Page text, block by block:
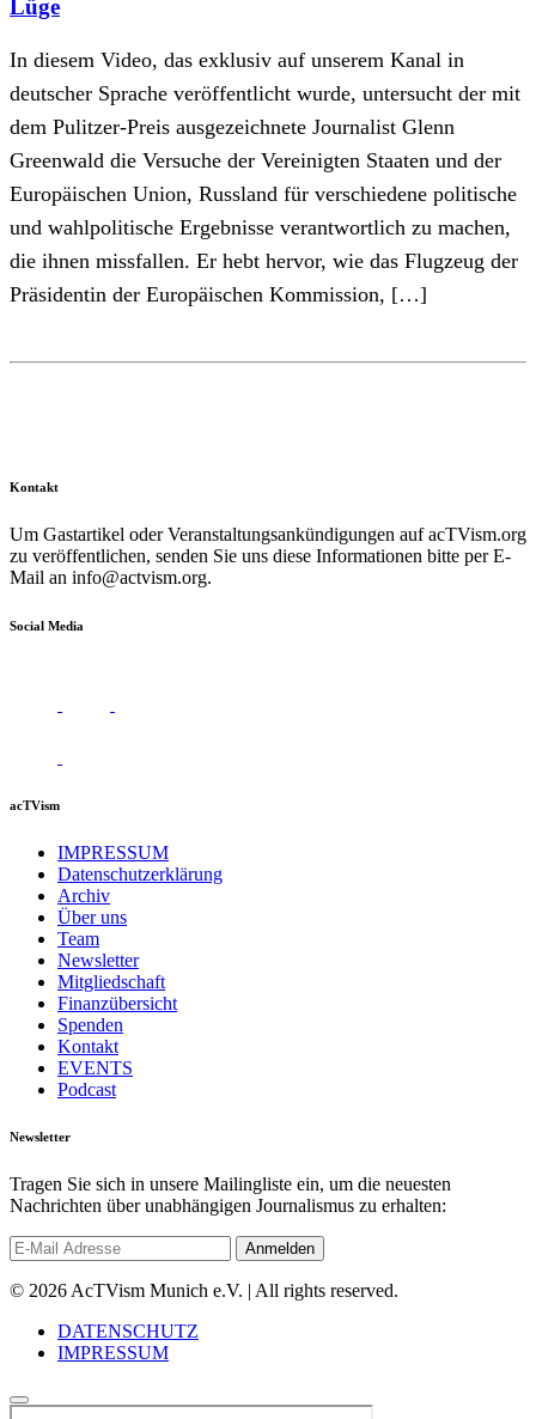
Lüge
In diesem Video, das exklusiv auf unserem Kanal in
deutscher Sprache veröffentlicht wurde, untersucht der mit
dem Pulitzer-Preis ausgezeichnete Journalist Glenn
Greenwald die Versuche der Vereinigten Staaten und der
Europäischen Union, Russland für verschiedene politische
und wahlpolitische Ergebnisse verantwortlich zu machen,
die ihnen missfallen. Er hebt hervor, wie das Flugzeug der
Präsidentin der Europäischen Kommission, […]
Kontakt
Um Gastartikel oder Veranstaltungsankündigungen auf acTVism.org
zu veröffentlichen, senden Sie uns diese Informationen bitte per E-
Mail an info@actvism.org.
Social Media
acTVism
IMPRESSUM
Datenschutzerklärung
Archiv
Über uns
Team
Newsletter
Mitgliedschaft
Finanzübersicht
Spenden
Kontakt
EVENTS
Podcast
Newsletter
Tragen Sie sich in unsere Mailingliste ein, um die neuesten
Nachrichten über unabhängigen Journalismus zu erhalten:
© 2026 AcTVism Munich e.V. | All rights reserved.
DATENSCHUTZ
IMPRESSUM